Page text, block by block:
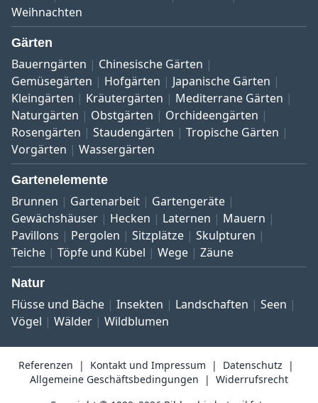
Weihnachten
Gärten
Bauerngärten
Chinesische Gärten
Gemüsegärten
Hofgärten
Japanische Gärten
Kleingärten
Kräutergärten
Mediterrane Gärten
Naturgärten
Obstgärten
Orchideengärten
Rosengärten
Staudengärten
Tropische Gärten
Vorgärten
Wassergärten
Gartenelemente
Brunnen Gartenarbeit
Gartengeräte
Gewächshäuser
Hecken Laternen
Mauern
Pavillons
Pergolen Sitzplätze
Skulpturen
Teiche
Töpfe und Kübel Wege Zäune
Natur
Flüsse und Bäche Insekten Landschaften
Seen
Vögel
Wälder Wildblumen
Referenzen Kontakt und Impressum
Datenschutz
Allgemeine Geschäftsbedingungen
Widerrufsrecht